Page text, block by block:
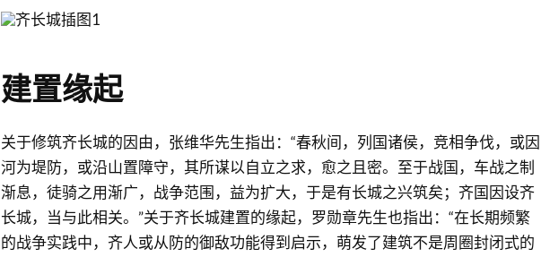
建置缘起
关于修筑齐长城的因由，张维华先生指出：“春秋间，列国诸侯，竞相争伐，或因
河为堤防，或沿山置障守，其所谋以自立之求，愈之且密。至于战国，车战之制
渐息，徒骑之用渐广，战争范围，益为扩大，于是有长城之兴筑矣；齐国因设齐
长城，当与此相关。”关于齐长城建置的缘起，罗勋章先生也指出：“在长期频繁
的战争实践中，齐人或从防的御敌功能得到启示，萌发了建筑不是周圈封闭式的